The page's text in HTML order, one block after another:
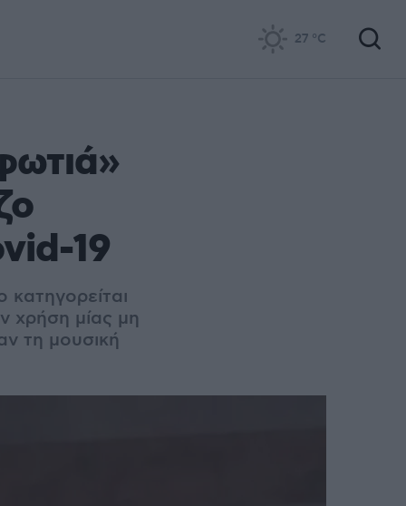
27 °C
19
χρήση μίας μη
τη μουσική